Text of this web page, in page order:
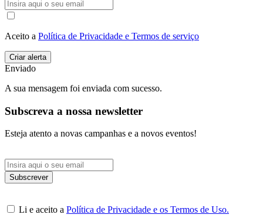
Aceito a Política de Privacidade e Termos de serviço
Enviado
A sua mensagem foi enviada com sucesso.
Subscreva a nossa newsletter
Esteja atento a novas campanhas e a novos eventos!
Li e aceito a Política de Privacidade e os Termos de Uso.